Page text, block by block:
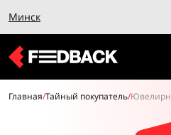
Минск
Главная/Тайный покупатель/